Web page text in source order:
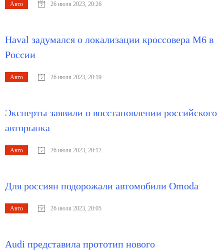
Авто 26 июля 2023, 20:26
Haval задумался о локализации кроссовера M6 в
России
Авто 26 июля 2023, 20:19
Эксперты заявили о восстановлении российского
авторынка
Авто 26 июля 2023, 20:12
Для россиян подорожали автомобили Omoda
Авто 26 июля 2023, 20:05
Audi представила прототип нового